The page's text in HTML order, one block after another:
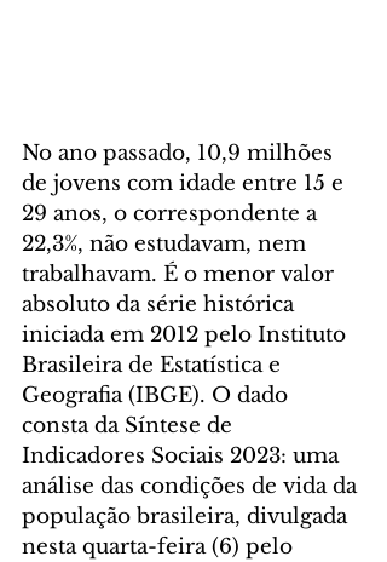
No ano passado, 10,9 milhões
de jovens com idade entre 15 e
29 anos, o correspondente a
22,3%, não estudavam, nem
trabalhavam. É o menor valor
absoluto da série histórica
iniciada em 2012 pelo Instituto
Brasileira de Estatística e
Geografia (IBGE). O dado
consta da Síntese de
Indicadores Sociais 2023: uma
análise das condições de vida da
população brasileira, divulgada
nesta quarta-feira (6) pelo